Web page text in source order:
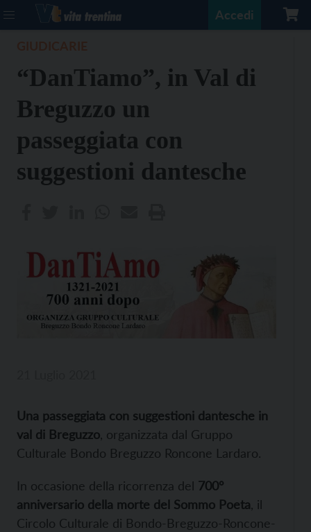
Accedi
“DanTiamo”, in Val di
Breguzzo un
passeggiata con
suggestioni dantesche
Una passeggiata con suggestioni dantesche in
val di Breguzzo , organizzata dal Gruppo
Culturale Bondo Breguzzo Roncone Lardaro.
In occasione della ricorrenza del 700°
anniversario della morte del Sommo Poeta , il
Circolo Culturale di Bondo-Breguzzo-Roncone-